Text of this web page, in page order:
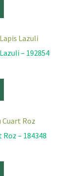
– 192854
– 184348